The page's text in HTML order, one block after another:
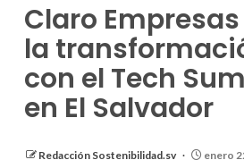
Claro
la
con el Tech
en El Salvador
Redacción Sostenibilidad.sv enero